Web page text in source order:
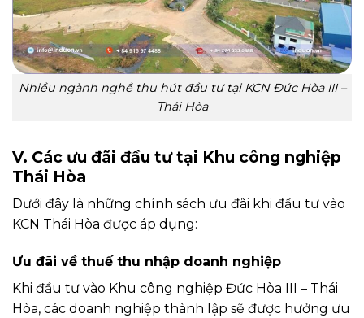
Nhiều ngành nghề thu hút đầu tư tại KCN Đức Hòa III –
Thái Hòa
V. Các ưu đãi đầu tư tại Khu công nghiệp
Thái Hòa
Dưới đây là những chính sách ưu đãi khi đầu tư vào
KCN Thái Hòa được áp dụng:
Ưu đãi về thuế thu nhập doanh nghiệp
Khi đầu tư vào Khu công nghiệp Đức Hòa III – Thái
Hòa, các doanh nghiệp thành lập sẽ được hưởng ưu